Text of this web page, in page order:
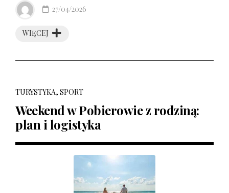
WIĘCEJ
27/04/2026
TURYSTYKA, SPORT
Weekend w Pobierowie z rodziną:
plan i logistyka